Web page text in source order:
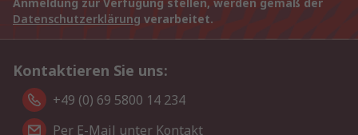
Anmeldung zur Verfügung stellen, werden gemäß der
Datenschutzerklärung verarbeitet.
Kontaktieren Sie uns:
+49 (0) 69 5800 14 234
Per E-Mail unter Kontakt